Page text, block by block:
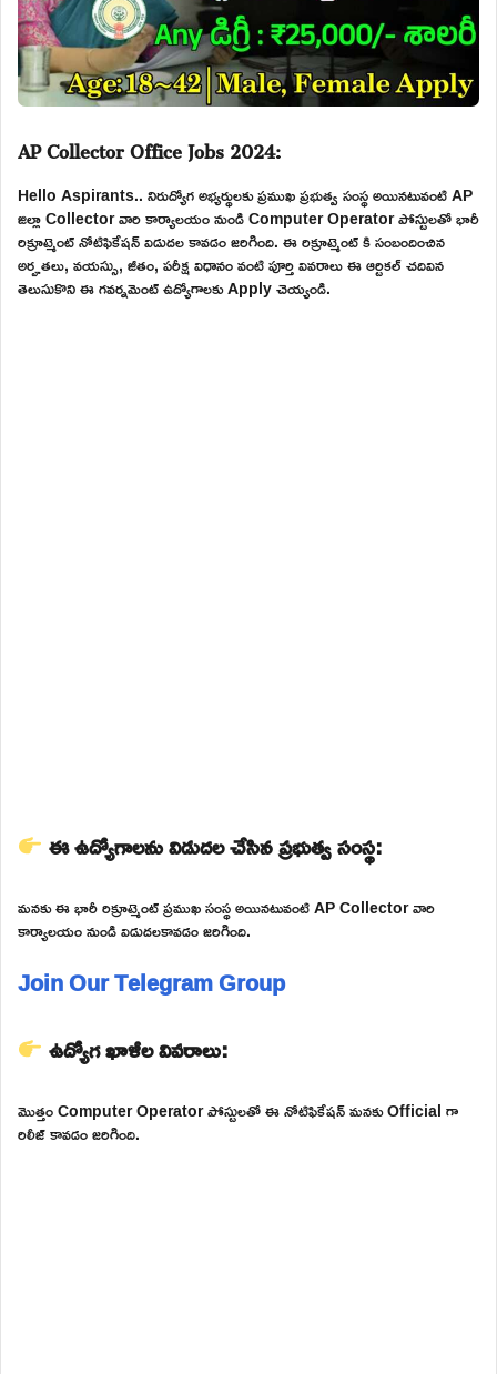
AP Collector Office Jobs 2024:
Hello Aspirants.. నిరుద్యోగ అభ్యర్థులకు ప్రముఖ ప్రభుత్వ సంస్థ అయినటువంటి AP
జిల్లా Collector వారి కార్యాలయం నుండి Computer Operator పోస్టులతో భారీ
రిక్రూట్మెంట్ నోటిఫికేషన్ విడుదల కావడం జరిగింది. ఈ రిక్రూట్మెంట్ కి సంబందించిన
అర్హతలు, వయస్సు, జీతం, పరీక్ష విధానం వంటి పూర్తి వివరాలు ఈ ఆర్టికల్ చదివిన
తెలుసుకొని ఈ గవర్నమెంట్ ఉద్యోగాలకు Apply చెయ్యండి.
ఈ ఉద్యోగాలను విడుదల చేసిన ప్రభుత్వ సంస్థ:
మనకు ఈ భారీ రిక్రూట్మెంట్ ప్రముఖ సంస్థ అయినటువంటి AP Collector వారి
కార్యాలయం నుండి విడుదలకావడం జరిగింది.
Join Our Telegram Group
ఉద్యోగ ఖాళీల వివరాలు:
మొత్తం Computer Operator పోస్టులతో ఈ నోటిఫికేషన్ మనకు Official గా
రిలీజ్ కావడం జరిగింది.